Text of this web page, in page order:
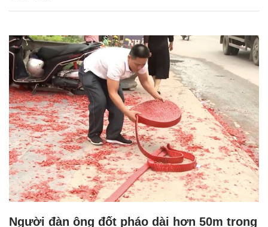
Người đàn ông đốt pháo dài hơn 50m trong